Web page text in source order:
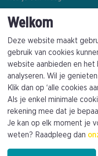
Contacteer ons
+32(0)89463794
info@kathagen.be
Vestiging
Kathagen N.V.
Toekomststraat 4
B-3960 Bree (Limburg)
Plan je route
Welkom
Deze website maakt
gebruik van cookies
website aanbieden en
analyseren. Wil je
Klik dan op ‘alle cookies
Als je enkel minimale
rekening mee dat je
Je kan op elk moment je
weten? Raadpleeg dan